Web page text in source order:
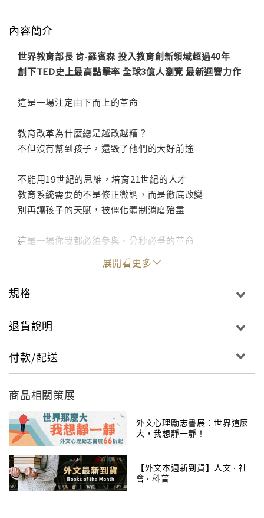
內容簡介
世界教育部長 肯‧羅賓森 投入教育創新領域超過40年
創下TED史上最高點擊率 全球3億人瀏覽 最新迴響力作
這是一場注定由下而上的革命
教育改革為什麼總是越改越糟？
不但沒有幫到孩子，還毀了他們的大好前途
不能用19世紀的思維，培育21世紀的人才
教育系統需要的不是修正微調，而是徹底改變
別再讓孩子的天賦，被僵化體制消磨殆盡
這是一場你我都必須參與、分秒必爭的革命
你擔心教育嗎？我承認我很擔心。
－－Ken Robinson (肯‧羅賓森，本書作者)
讓教育回到最初的原點，讓學校成為學習如何做人和做
肯‧羅賓森到世界各地
題？
讓學生了解世界和自身的天份，幫助他們擁有充實的人
生，
並成為有熱情、有生產力的公民，是教育最初，也是最
展開看更多
規格
退貨說明
付款/配送
商品相關策展
外文心理勵志書展：世界這麼
大，我想靜一靜！
【外文本週新到貨】人文 ‧ 社
會 ‧ 科普